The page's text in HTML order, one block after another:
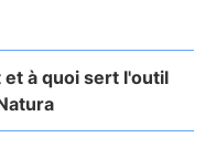
à quoi sert l'outil